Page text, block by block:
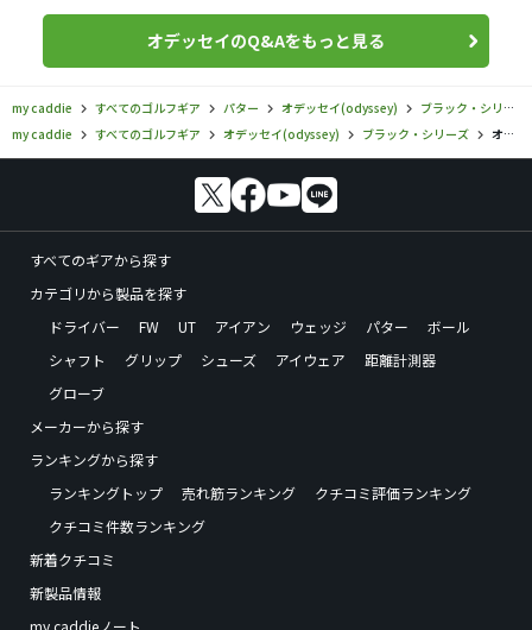
オデッセイのQ&Aをもっと見る
my caddie すべてのゴルフギア パター オデッセイ(odyssey)
ブラック・シリーズ
my caddie
すべてのゴルフギア オデッセイ(odyssey) ブラック・シリーズ オデッセイ／ブラック・シリーズ／ブラック・シリーズ ツアーデザイン #6の口コミ評価
すべてのギアから探す
カテゴリから製品を探す
ドライバー
FW UT アイアン ウェッジ パター
ボール
シャフト
グリップ シューズ アイウェア
距離計測器
グローブ
メーカーから探す
ランキングから探す
ランキングトップ
売れ筋ランキング
クチコミ評価ランキング
クチコミ件数ランキング
新着クチコミ
新製品情報
my caddieノート